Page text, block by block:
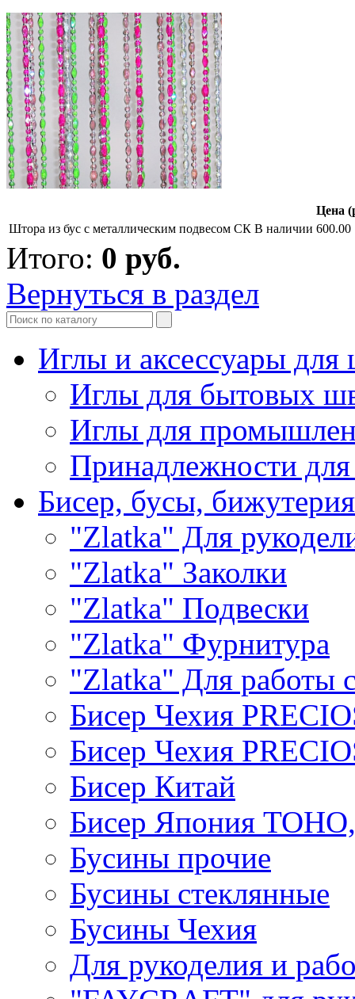
Цена
Штора из бус с металлическим подвесом СК В наличии 600.00
Итого: 0 руб.
Вернуться в раздел
Иглы и аксессуары
Иглы для бытовых
Иглы для
Принадлежности
Бисер, бусы, бижутерия
"Zlatka" Для
"Zlatka" Заколки
"Zlatka" Подвески
"Zlatka" Фурнитура
"Zlatka" Для работы
Бисер Чехия
Бисер Чехия
Бисер Китай
Бисер Япония
Бусины прочие
Бусины стеклянные
Бусины Чехия
Для рукоделия и